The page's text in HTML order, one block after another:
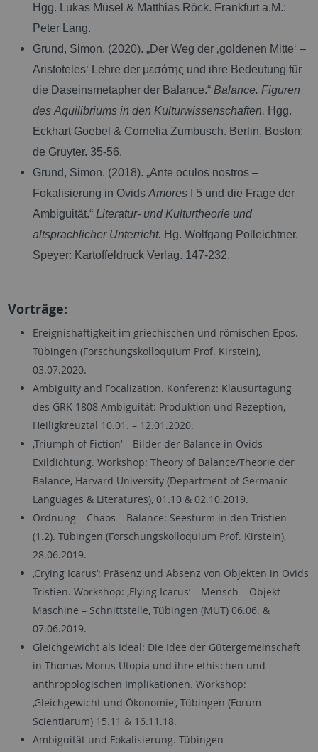
Hgg. Lukas Müsel & Matthias Röck. Frankfurt a.M.:
Peter Lang.
Grund, Simon. (2020). „Der Weg der ‚goldenen Mitte‘ –
Aristoteles‘ Lehre der μεσότης und ihre Bedeutung für
die Daseinsmetapher der Balance.“ Balance. Figuren
des Äquilibriums in den Kulturwissenschaften. Hgg.
Eckhart Goebel & Cornelia Zumbusch. Berlin, Boston:
de Gruyter. 35-56.
Grund, Simon. (2018). „Ante oculos nostros –
Fokalisierung in Ovids AmoresI 5 und die Frage der
Ambiguität.“ Literatur- und Kulturtheorie und
altsprachlicher Unterricht. Hg. Wolfgang Polleichtner.
Speyer: Kartoffeldruck Verlag. 147-232.
Vorträge:
Ereignishaftigkeit im griechischen und römischen Epos.
Tübingen (Forschungskolloquium Prof. Kirstein),
03.07.2020.
Ambiguity and Focalization. Konferenz: Klausurtagung
des GRK 1808 Ambiguität: Produktion und Rezeption,
Heiligkreuztal 10.01. – 12.01.2020.
‚Triumph of Fiction‘ – Bilder der Balance in Ovids
Exildichtung. Workshop: Theory of Balance/Theorie der
Balance, Harvard University (Department of Germanic
Languages & Literatures), 01.10 & 02.10.2019.
Ordnung – Chaos – Balance: Seesturm in den Tristien
(1.2). Tübingen (Forschungskolloquium Prof. Kirstein),
28.06.2019.
‚Crying Icarus‘: Präsenz und Absenz von Objekten in Ovids
Tristien. Workshop: ‚Flying Icarus‘ – Mensch – Objekt –
Maschine – Schnittstelle, Tübingen (MUT) 06.06. &
07.06.2019.
Gleichgewicht als Ideal: Die Idee der Gütergemeinschaft
in Thomas Morus Utopia und ihre ethischen und
anthropologischen Implikationen. Workshop:
‚Gleichgewicht und Ökonomie‘, Tübingen (Forum
Scientiarum) 15.11 & 16.11.18.
Ambiguität und Fokalisierung. Tübingen